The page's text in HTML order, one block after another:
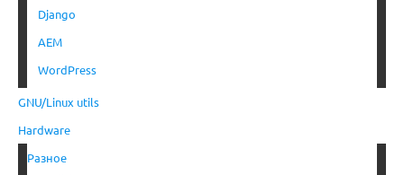
Django
AEM
WordPress
GNU/Linux utils
Hardware
Разное